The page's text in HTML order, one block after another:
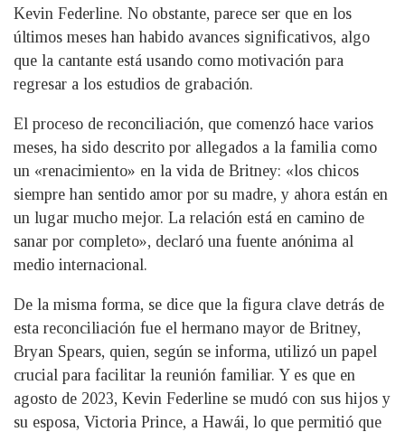
Kevin Federline. No obstante, parece ser que en los
últimos meses han habido avances significativos, algo
que la cantante está usando como motivación para
regresar a los estudios de grabación.
El proceso de reconciliación, que comenzó hace varios
meses, ha sido descrito por allegados a la familia como
un «renacimiento» en la vida de Britney: «los chicos
siempre han sentido amor por su madre, y ahora están en
un lugar mucho mejor. La relación está en camino de
sanar por completo», declaró una fuente anónima al
medio internacional.
De la misma forma, se dice que la figura clave detrás de
esta reconciliación fue el hermano mayor de Britney,
Bryan Spears, quien, según se informa, utilizó un papel
crucial para facilitar la reunión familiar. Y es que en
agosto de 2023, Kevin Federline se mudó con sus hijos y
su esposa, Victoria Prince, a Hawái, lo que permitió que